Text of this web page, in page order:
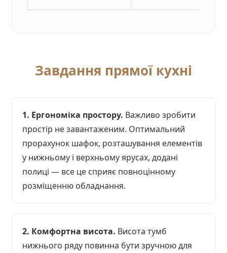
Завдання прямої кухні
1. Ергономіка простору. Важливо зробити
простір не завантаженим. Оптимальний
прорахунок шафок, розташування елементів
у нижньому і верхньому ярусах, додані
полиці — все це сприяє повноцінному
розміщенню обладнання.
2. Комфортна висота. Висота тумб
нижнього ряду повинна бути зручною для